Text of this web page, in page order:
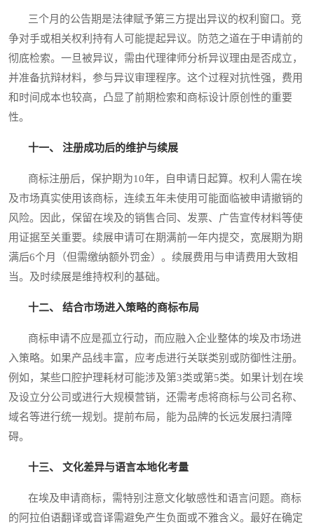
三个月的公告期是法律赋予第三方提出异议的权利窗口。竞
争对手或相关权利持有人可能提起异议。防范之道在于申请前的
彻底检索。一旦被异议，需由代理律师分析异议理由是否成立，
并准备抗辩材料，参与异议审理程序。这个过程对抗性强，费用
和时间成本也较高，凸显了前期检索和商标设计原创性的重要
性。
十一、 注册成功后的维护与续展
商标注册后，保护期为10年，自申请日起算。权利人需在埃
及市场真实使用该商标，连续五年未使用可能面临被申请撤销的
风险。因此，保留在埃及的销售合同、发票、广告宣传材料等使
用证据至关重要。续展申请可在期满前一年内提交，宽展期为期
满后6个月（但需缴纳额外罚金）。续展费用与申请费用大致相
当。及时续展是维持权利的基础。
十二、 结合市场进入策略的商标布局
商标申请不应是孤立行动，而应融入企业整体的埃及市场进
入策略。如果产品线丰富，应考虑进行关联类别或防御性注册。
例如，某些口腔护理耗材可能涉及第3类或第5类。如果计划在埃
及设立分公司或进行大规模营销，还需考虑将商标与公司名称、
域名等进行统一规划。提前布局，能为品牌的长远发展扫清障
碍。
十三、 文化差异与语言本地化考量
在埃及申请商标，需特别注意文化敏感性和语言问题。商标
的阿拉伯语翻译或音译需避免产生负面或不雅含义。最好在确定